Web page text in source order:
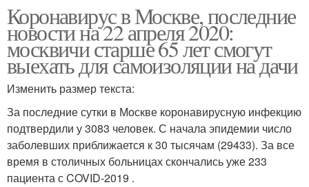
Коронавирус в Москве, последние
новости на 22 апреля 2020:
москвичи старше 65 лет смогут
выехать для самоизоляции на дачи
Изменить размер текста:
За последние сутки в Москве коронавирусную инфекцию
подтвердили у 3083 человек. С начала эпидемии число
заболевших приближается к 30 тысячам (29433). За все
время в столичных больницах скончались уже 233
пациента с COVID-2019 .